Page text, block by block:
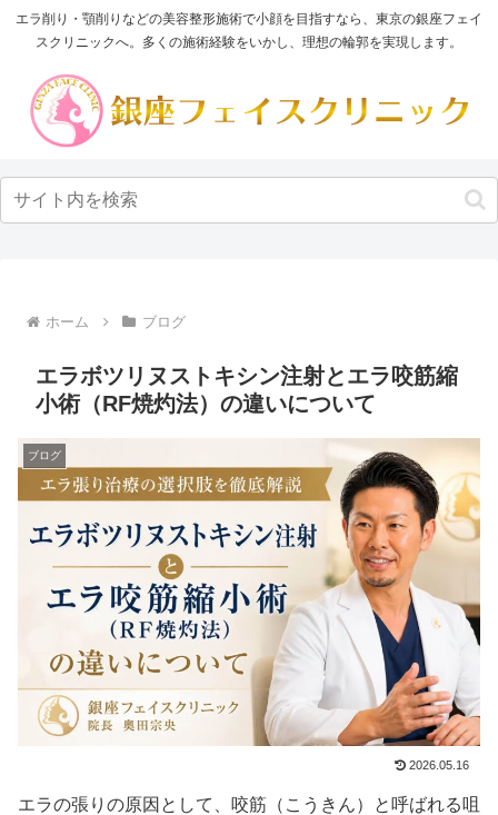
エラ削り・顎削りなどの美容整形施術で小顔を目指すなら、東京の銀座フェイ
スクリニックへ。多くの施術経験をいかし、理想の輪郭を実現します。
ホーム ブログ
エラボツリヌストキシン注射とエラ咬筋縮
小術（RF焼灼法）の違いについて
ブログ
2026.05.16
エラの張りの原因として、咬筋（こうきん）と呼ばれる咀